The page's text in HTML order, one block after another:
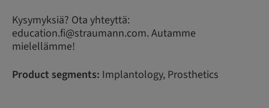
Kysymyksiä? Ota yhteyttä:
education.fi@straumann.com. Autamme
mielellämme!
Product segments: Implantology, Prosthetics